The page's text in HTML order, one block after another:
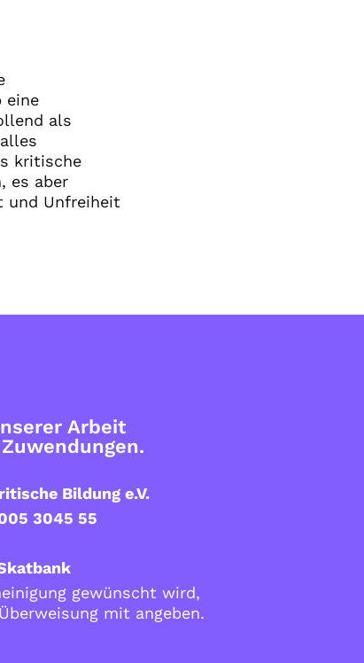
eine
als
kritische
es aber
und Unfreiheit
Arbeit
Bildung e.V.
3045 55
gewünscht wird,
mit angeben.